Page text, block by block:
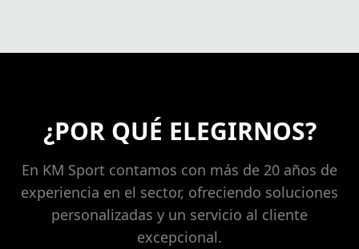
¿POR QUÉ ELEGIRNOS?
En KM Sport contamos con más de 20 años de
experiencia en el sector, ofreciendo soluciones
personalizadas y un servicio al cliente
excepcional.